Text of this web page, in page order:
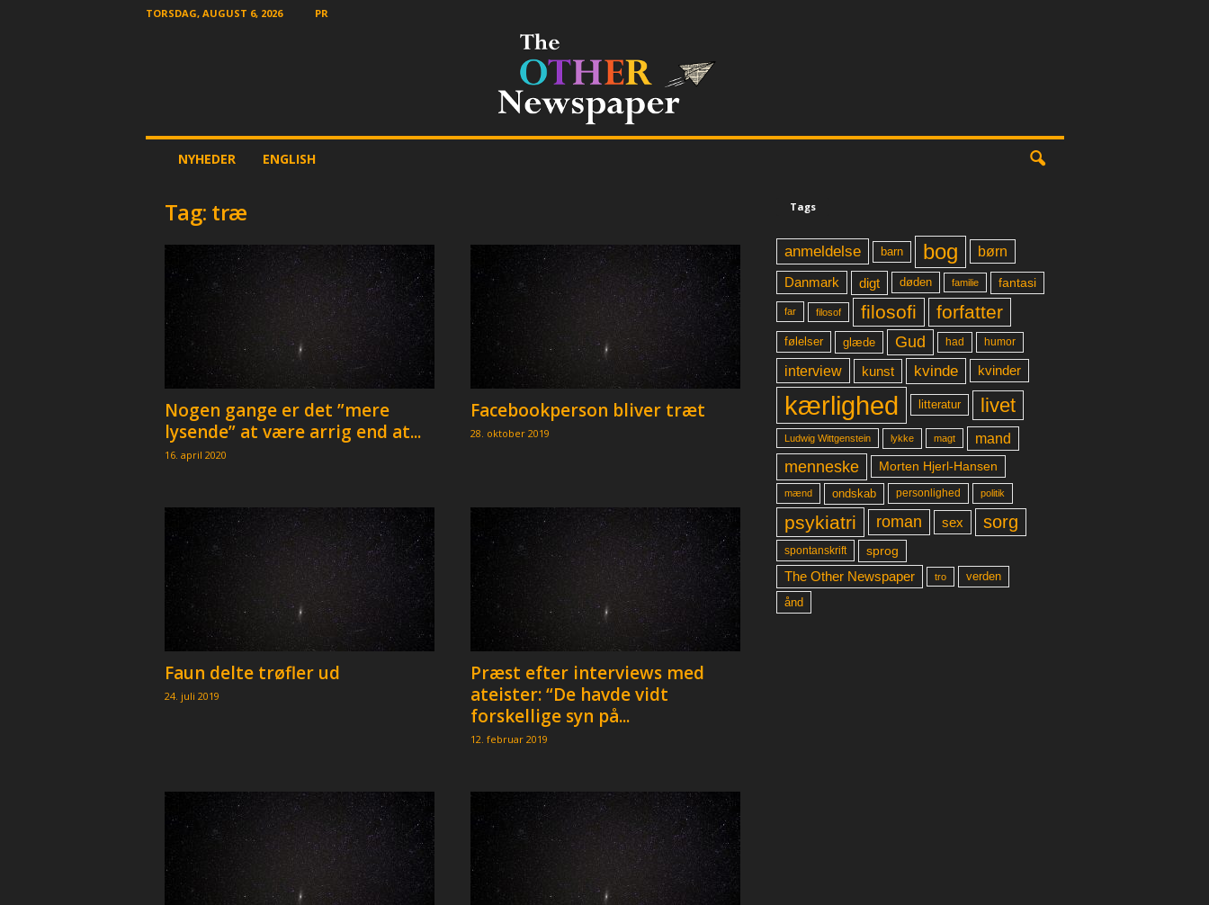
TORSDAG, AUGUST 6, 2026 PR
NYHEDER ENGLISH
Tag: træ
Nogen gange er det ”mere
lysende” at være arrig end at...
16. april 2020
Facebookperson bliver træt
28. oktober 2019
Faun delte trøfler ud
24. juli 2019
Præst efter interviews med
ateister: “De havde vidt
forskellige syn på...
12. februar 2019
Tags
anmeldelse barn bog børn
Danmark digt døden familie fantasi
far filosof filosofi forfatter
følelser glæde Gud had humor
interview kunst kvinde kvinder
kærlighed litteratur livet
Ludwig Wittgenstein lykke magt mand
menneske Morten Hjerl-Hansen
mænd ondskab personlighed politik
psykiatri roman sex sorg
spontanskrift sprog
The Other Newspaper tro verden
ånd